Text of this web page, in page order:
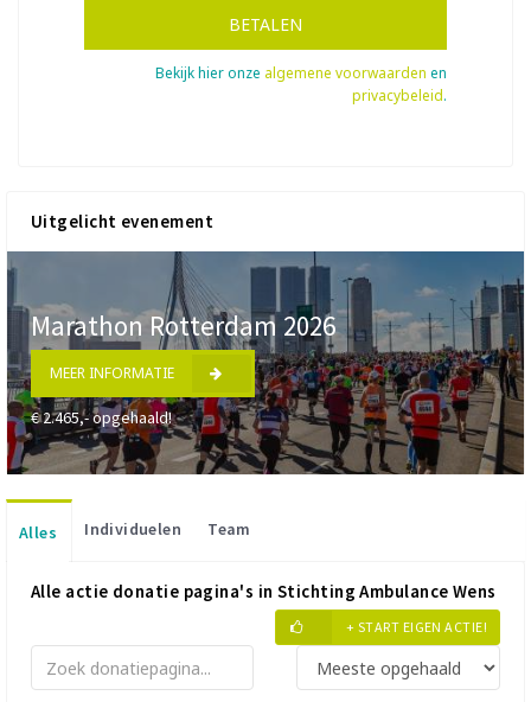
BETALEN
Bekijk hier onze algemene voorwaarden en
privacybeleid.
Uitgelicht evenement
Marathon Rotterdam 2026
MEER INFORMATIE
€ 2.465,- opgehaald!
Alles Individuelen Team
Alle actie donatie pagina's in Stichting Ambulance Wens
+ START EIGEN ACTIE!